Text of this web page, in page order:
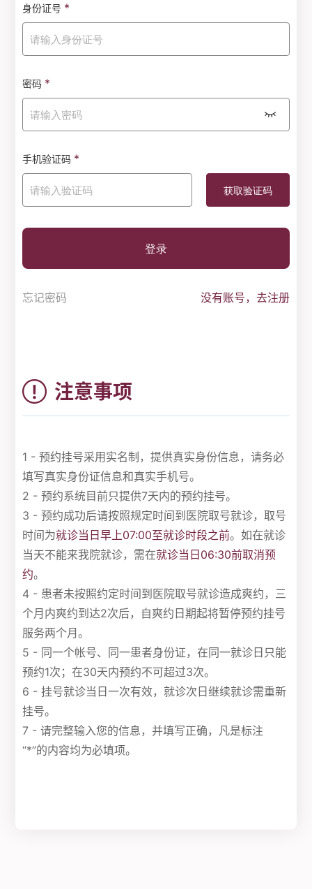
身份证号 *
密码 *
手机验证码 *
登录
忘记密码 没有账号，去注册
注意事项
1 - 预约挂号采用实名制，提供真实身份信息，请务必
填写真实身份证信息和真实手机号。
2 - 预约系统目前只提供7天内的预约挂号。
3 - 预约成功后请按照规定时间到医院取号就诊，取号
时间为就诊当日早上07:00至就诊时段之前。如在就诊
当天不能来我院就诊，需在就诊当日06:30前取消预
约。
4 - 患者未按照约定时间到医院取号就诊造成爽约，三
个月内爽约到达2次后，自爽约日期起将暂停预约挂号
服务两个月。
5 - 同一个帐号、同一患者身份证，在同一就诊日只能
预约1次；在30天内预约不可超过3次。
6 - 挂号就诊当日一次有效，就诊次日继续就诊需重新
挂号。
7 - 请完整输入您的信息，并填写正确，凡是标注
“*”的内容均为必填项。